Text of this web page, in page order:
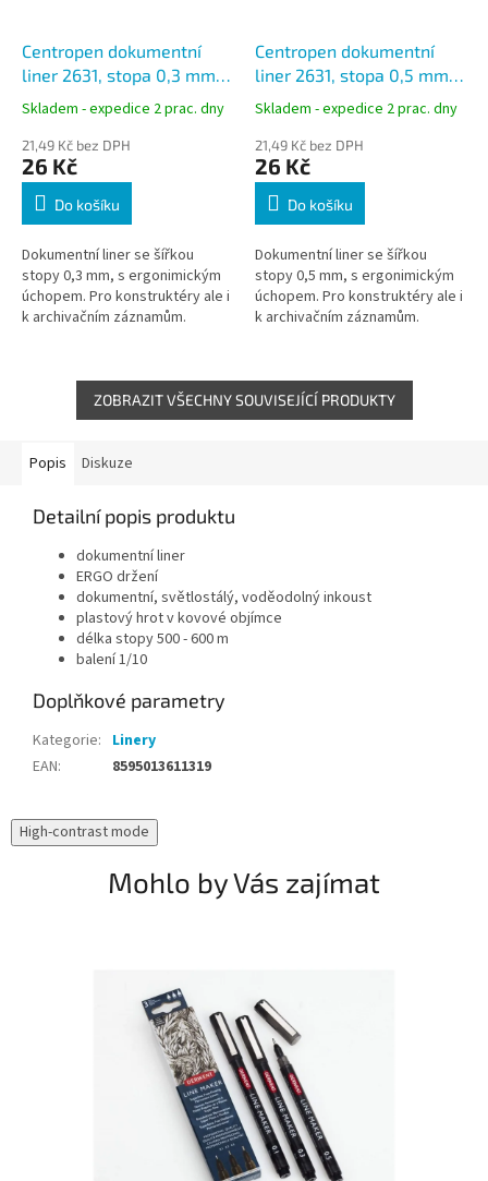
Centropen dokumentní
liner 2631, stopa 0,3 mm
černý
Skladem - expedice 2 prac. dny
21,49 Kč bez DPH
26 Kč
Do košíku
Dokumentní liner se šířkou
stopy 0,3 mm, s ergonimickým
úchopem. Pro konstruktéry ale i
k archivačním záznamům.
Centropen dokumentní
liner 2631, stopa 0,5 mm
černý
Skladem - expedice 2 prac. dny
21,49 Kč bez DPH
26 Kč
Do košíku
Dokumentní liner se šířkou
stopy 0,5 mm, s ergonimickým
úchopem. Pro konstruktéry ale i
k archivačním záznamům.
ZOBRAZIT VŠECHNY SOUVISEJÍCÍ PRODUKTY
Popis Diskuze
Detailní popis produktu
dokumentní liner
ERGO držení
dokumentní, světlostálý, voděodolný inkoust
plastový hrot v kovové objímce
délka stopy 500 - 600 m
balení 1/10
Doplňkové parametry
Kategorie: Linery
EAN: 8595013611319
High-contrast mode
Mohlo by Vás zajímat